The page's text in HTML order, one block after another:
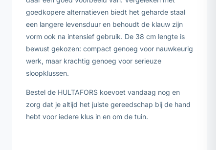
goedkopere alternatieven biedt het geharde staal
een langere levensduur en behoudt de klauw zijn
vorm ook na intensief gebruik. De 38 cm lengte is
bewust gekozen: compact genoeg voor nauwkeurig
werk, maar krachtig genoeg voor serieuze
sloopklussen.
Bestel de HULTAFORS koevoet vandaag nog en
zorg dat je altijd het juiste gereedschap bij de hand
hebt voor iedere klus in en om de tuin.